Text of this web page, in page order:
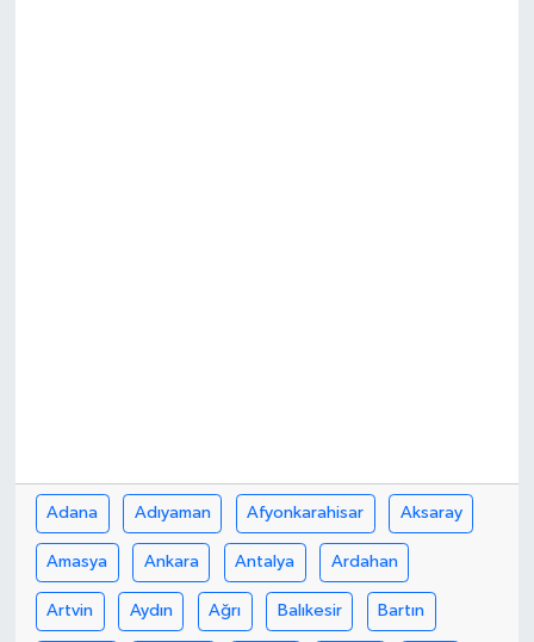
Adana Adıyaman Afyonkarahisar Aksaray
Amasya Ankara Antalya Ardahan
Artvin Aydın Ağrı Balıkesir Bartın